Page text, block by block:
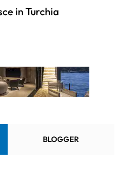
in Turchia
BLOGGER